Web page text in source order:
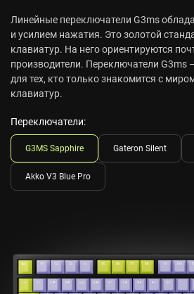
Линейные переключатели G3ms
и усилием нажатия. Это золотой
клавиатур. На него ориентируются
производители. Переключатели G3ms
для тех, кто только знакомится с
клавиатур.
Переключатели:
G3MS Sapphire Gateron Silent
Akko V3 Blue Pro